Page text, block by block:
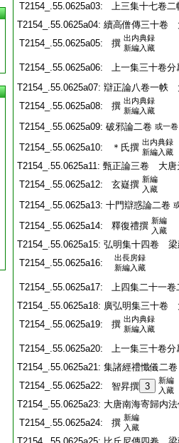
T2154_.55.0625a03: 上三集十七卷二
T2154_.55.0625a04: 續高僧傳三十卷
T2154_.55.0625a05:
撰 出内典録
新編入藏
T2154_.55.0625a06: 上一集三十卷分
T2154_.55.0625a07: 辯正論八卷一帙
T2154_.55.0625a08:
撰 出内典録
新編入藏
T2154_.55.0625a09: 破邪論二卷 或一卷
T2154_.55.0625a10:
＊氏撰 出内典録
新編入藏
T2154_.55.0625a11: 甄正論三卷 大唐
T2154_.55.0625a12:
玄嶷撰 新編
入藏
T2154_.55.0625a13: 十門辯惑論二卷
T2154_.55.0625a14:
釋復禮撰 新編
入藏
T2154_.55.0625a15: 弘明集十四卷 梁
T2154_.55.0625a16:
出長房録
新編入藏
T2154_.55.0625a17: 上四集二十一卷
T2154_.55.0625a18: 廣弘明集三十卷
T2154_.55.0625a19:
撰 出内典録
新編入藏
T2154_.55.0625a20: 上一集三十卷分
T2154_.55.0625a21: 集諸經禮懺儀二
T2154_.55.0625a22:
智昇撰 3
新編
入藏
T2154_.55.0625a23: 大唐南海寄歸内
T2154_.55.0625a24:
撰 新編
入藏